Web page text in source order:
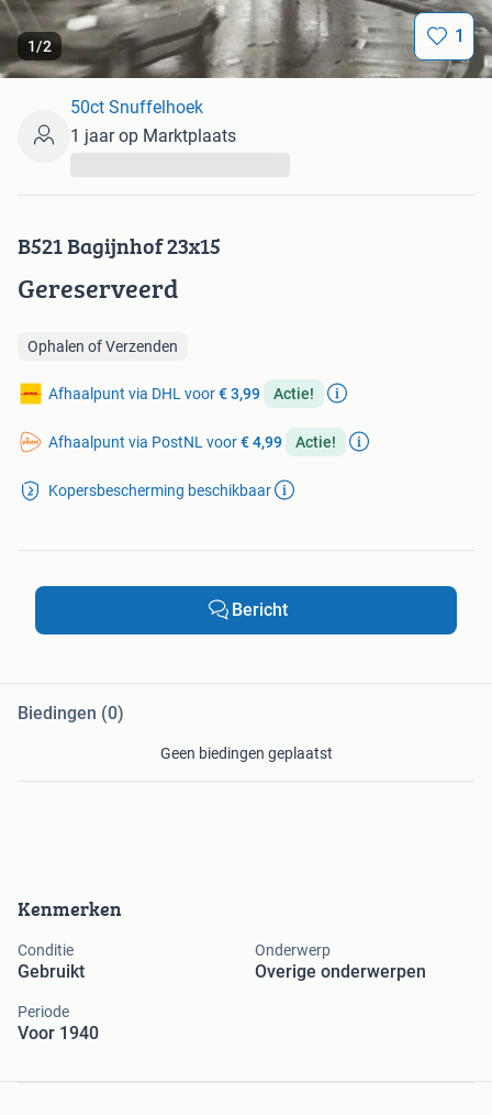
1/2 1
Kenmerken
Conditie
Gebruikt
Onderwerp
Overige onderwerpen
Periode
Voor 1940
B521 Bagijnhof 23x15
Gereserveerd
Ophalen of Verzenden
Afhaalpunt via DHL voor€ 3,99 Actie!
Afhaalpunt via PostNL voor€ 4,99 Actie!
Kopersbescherming beschikbaar
50ct Snuffelhoek
1 jaar op Marktplaats
Bericht
Biedingen (0)
Geen biedingen geplaatst